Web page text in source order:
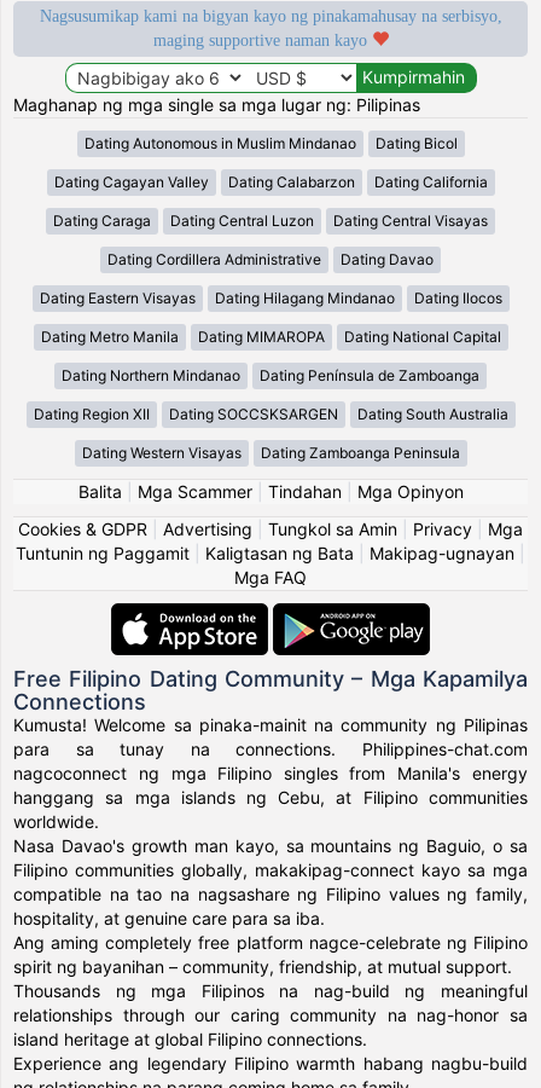
Nagsusumikap kami na bigyan kayo ng pinakamahusay na serbisyo,
maging supportive naman kayo
Maghanap ng mga single sa mga lugar ng: Pilipinas
Dating Autonomous in Muslim Mindanao Dating Bicol
Dating Cagayan Valley Dating Calabarzon Dating California
Dating Caraga Dating Central Luzon Dating Central Visayas
Dating Cordillera Administrative Dating Davao
Dating Eastern Visayas Dating Hilagang Mindanao Dating Ilocos
Dating Metro Manila Dating MIMAROPA Dating National Capital
Dating Northern Mindanao Dating Península de Zamboanga
Dating Region XII Dating SOCCSKSARGEN Dating South Australia
Dating Western Visayas Dating Zamboanga Peninsula
Balita Mga Scammer| Tindahan| Mga Opinyon
Cookies & GDPR
Advertising Tungkol sa Amin Privacy
Mga
Tuntunin ng Paggamit
Kaligtasan ng Bata Makipag-ugnayan
Mga FAQ
Free Filipino Dating Community – Mga Kapamilya
Connections
Kumusta! Welcome sa pinaka-mainit na community ng Pilipinas
para sa tunay na connections. Philippines-chat.com
nagcoconnect ng mga Filipino singles from Manila's energy
hanggang sa mga islands ng Cebu, at Filipino communities
worldwide.
Nasa Davao's growth man kayo, sa mountains ng Baguio, o sa
Filipino communities globally, makakipag-connect kayo sa mga
compatible na tao na nagsashare ng Filipino values ng family,
hospitality, at genuine care para sa iba.
Ang aming completely free platform nagce-celebrate ng Filipino
spirit ng bayanihan – community, friendship, at mutual support.
Thousands ng mga Filipinos na nag-build ng meaningful
relationships through our caring community na nag-honor sa
island heritage at global Filipino connections.
Experience ang legendary Filipino warmth habang nagbu-build